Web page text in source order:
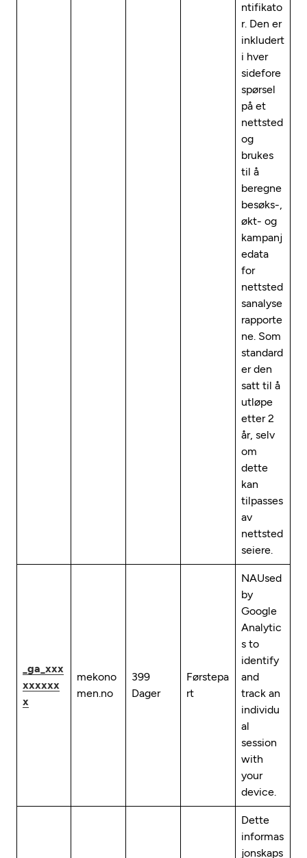
ntifikato
r. Den er
inkludert
i hver
sidefore
spørsel
på et
nettsted
og
brukes
til å
beregne
besøks-,
økt- og
kampanj
edata
for
nettsted
sanalyse
rapporte
ne. Som
standard
er den
satt til å
utløpe
etter 2
år, selv
om
dette
kan
tilpasses
av
nettsted
seiere.
_ga_xxx
xxxxxx
x
mekono
men.no
399
Dager
Førstepa
rt
NAUsed
by
Google
Analytic
s to
identify
and
track an
individu
al
session
with
your
device.
Dette
informas
jonskaps